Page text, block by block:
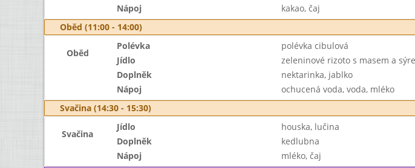
Nápoj
kakao, čaj
Oběd (11:00 - 14:00)
Oběd
Polévka
polévka cibulová
Jídlo
zeleninové rizoto s masem a
Doplněk
nektarinka, jablko
Nápoj
ochucená voda, voda, mléko
Svačina (14:30 - 15:30)
Svačina
Jídlo houska, lučina
Doplněk
kedlubna
Nápoj
mléko, čaj